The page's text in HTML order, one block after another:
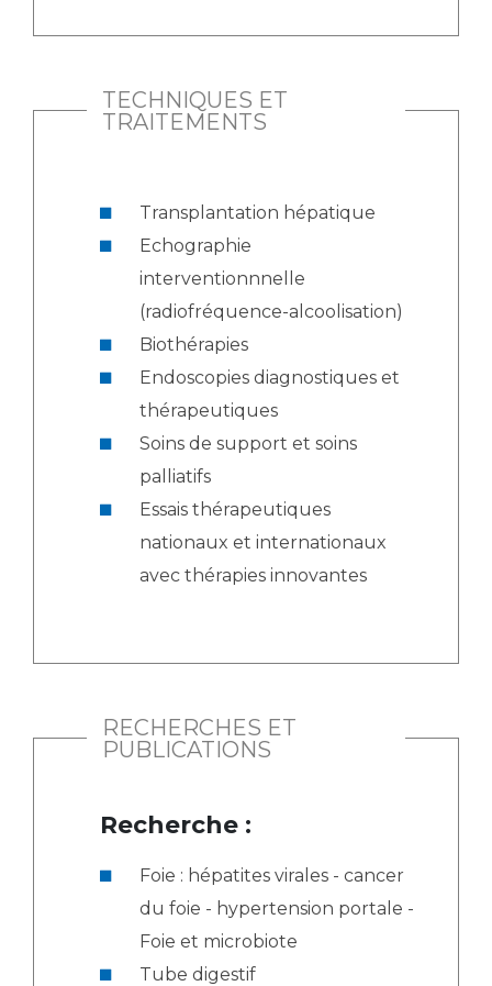
TECHNIQUES ET
TRAITEMENTS
Transplantation hépatique
Echographie
interventionnnelle
(radiofréquence-alcoolisation)
Biothérapies
Endoscopies diagnostiques et
thérapeutiques
Soins de support et soins
palliatifs
Essais thérapeutiques
nationaux et internationaux
avec thérapies innovantes
RECHERCHES ET
PUBLICATIONS
Recherche :
Foie : hépatites virales - cancer
du foie - hypertension portale -
Foie et microbiote
Tube digestif